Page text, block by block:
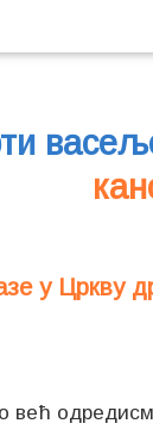
у Цркву
већ